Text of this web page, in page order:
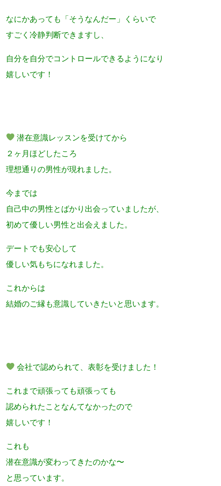
なにかあっても「そうなんだー」くらいで
すごく冷静判断できますし、
自分を自分でコントロールできるようになり
嬉しいです！
潜在意識レッスンを受けてから
２ヶ月ほどしたころ
理想通りの男性が現れました。
今までは
自己中の男性とばかり出会っていましたが、
初めて優しい男性と出会えました。
デートでも安心して
優しい気もちになれました。
これからは
結婚のご縁も意識していきたいと思います。
会社で認められて、表彰を受けました！
これまで頑張っても頑張っても
認められたことなんてなかったので
嬉しいです！
これも
潜在意識が変わってきたのかな〜
と思っています。